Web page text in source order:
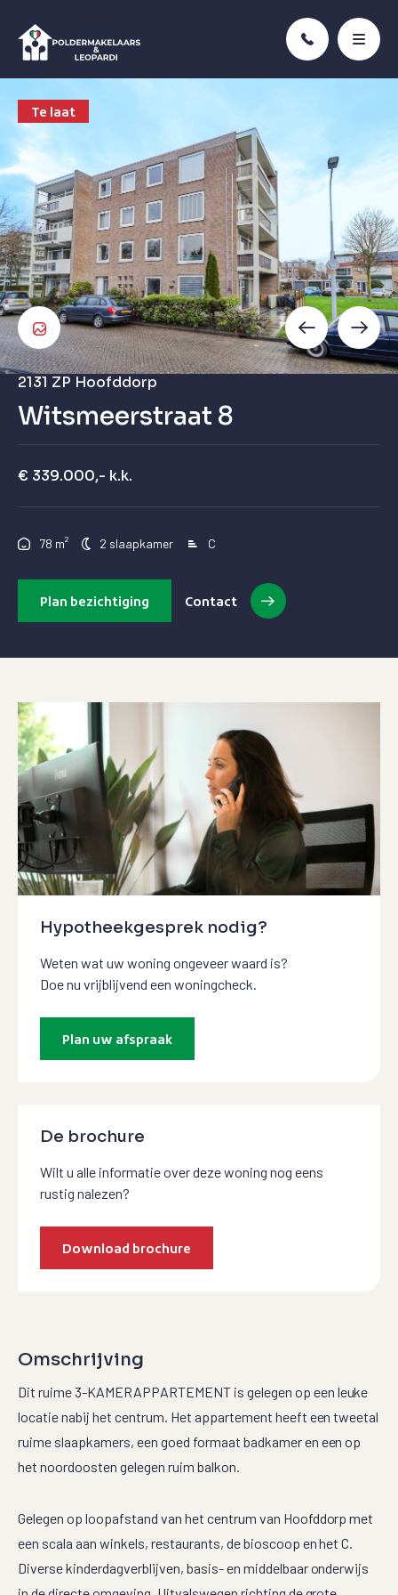
2131 ZP Hoofddorp
Witsmeerstraat 8
€ 339.000,- k.k.
78 m² 2 slaapkamer C
Plan bezichtiging Contact
Te laat
Omschrijving
Dit ruime 3-KAMERAPPARTEMENT is gelegen op een leuke
locatie nabij het centrum. Het appartement heeft een tweetal
ruime slaapkamers, een goed formaat badkamer en een op
het noordoosten gelegen ruim balkon.
Gelegen op loopafstand van het centrum van Hoofddorp met
een scala aan winkels, restaurants, de bioscoop en het C.
Diverse kinderdagverblijven, basis- en middelbaar onderwijs
Hypotheekgesprek nodig?
Weten wat uw woning ongeveer waard is?
Doe nu vrijblijvend een woningcheck.
Plan uw afspraak
De brochure
Wilt u alle informatie over deze woning nog eens
rustig nalezen?
Download brochure